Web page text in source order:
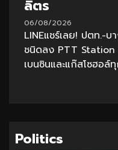
ลิตร
06/08/2026
LINEแชร์เลย! ปตท.-
ชนิดลง PTT Station
เบนซินและแก๊สโซฮอ
Politics